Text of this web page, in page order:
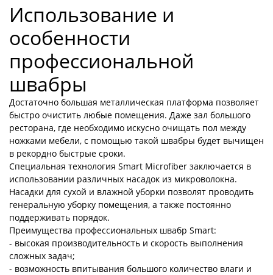
Использование и
особенности
профессиональной
швабры
Достаточно большая металлическая платформа позволяет
быстро очистить любые помещения. Даже зал большого
ресторана, где необходимо искусно очищать пол между
ножками мебели, с помощью такой швабры будет вычищен
в рекордно быстрые сроки.
Специальная технология Smart Microfiber заключается в
использовании различных насадок из микроволокна.
Насадки для сухой и влажной уборки позволят проводить
генеральную уборку помещения, а также постоянно
поддерживать порядок.
Преимущества професcиональных швабр Smart:
- высокая производительность и скорость выполнения
сложных задач;
- возможность впитывания большого количество влаги и